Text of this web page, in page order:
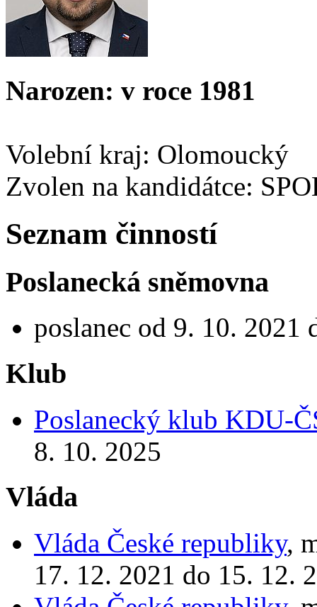
Narozen: v roce 1981
Volební kraj: Olomoucký
Zvolen na kandidátce:
Seznam činností
Poslanecká sněmovna
poslanec od 9. 10. 2021
Klub
Poslanecký klub KDU-
8. 10. 2025
Vláda
Vláda České republiky,
17. 12. 2021 do 15. 12.